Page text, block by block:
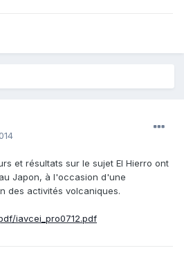
et résultats sur le sujet El Hierro ont
Japon, à l'occasion d'une
des activités volcaniques.
iavcei_pro0712.pdf